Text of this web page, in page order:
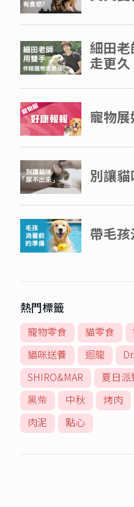
熱門標籤
寵物零食 貓零食
貓咪送養
迴龍
SHIRO&MAR
夏日派
黑柴
中秋 烤肉
肉泥
點心